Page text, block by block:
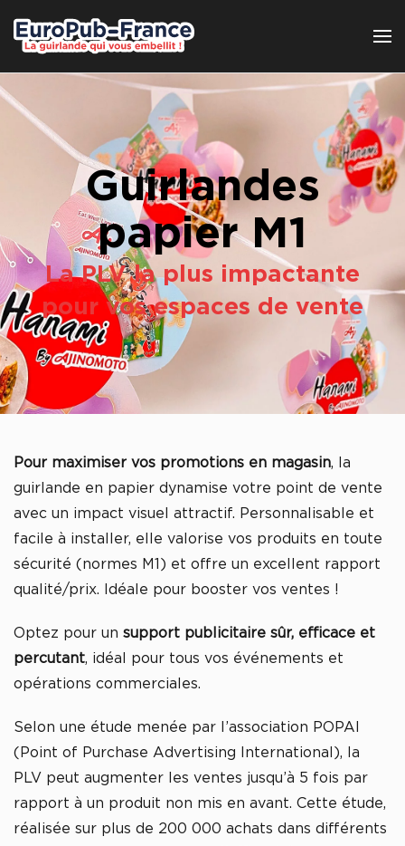
Passer au contenu principal
Guirlandes
papier M1
La PLV la plus impactante
pour vos espaces de vente
Pour maximiser vos promotions en magasin, la
guirlande en papier dynamise votre point de vente
avec un impact visuel attractif. Personnalisable et
facile à installer, elle valorise vos produits en toute
sécurité (normes M1) et offre un excellent rapport
qualité/prix. Idéale pour booster vos ventes !
Optez pour un support publicitaire sûr, efficace et
percutant, idéal pour tous vos événements et
opérations commerciales.
Selon une étude menée par l’association POPAI
(Point of Purchase Advertising International), la
PLV peut augmenter les ventes jusqu’à 5 fois par
rapport à un produit non mis en avant. Cette étude,
réalisée sur plus de 200 000 achats dans différents